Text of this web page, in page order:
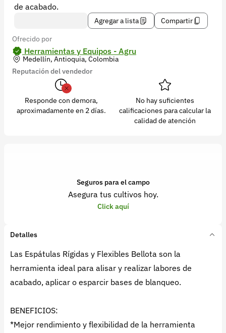
de acabado.
Agregar a lista
Compartir
Ofrecido por
Herramientas y Equipos - Agru
Medellín, Antioquia, Colombia
Reputación del vendedor
Responde con demora,
aproximadamente en 2 días.
No hay suficientes
calificaciones para calcular la
calidad de atención
Seguros para el campo
Asegura tus cultivos hoy.
Click aquí
Detalles
Las Espátulas Rígidas y Flexibles Bellota son la
herramienta ideal para alisar y realizar labores de
acabado, aplicar o esparcir bases de blanqueo.
BENEFICIOS:
*Mejor rendimiento y flexibilidad de la herramienta